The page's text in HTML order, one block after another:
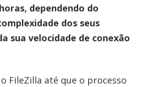
dependendo do
dos seus
sua velocidade de conexão
FileZilla até que o processo